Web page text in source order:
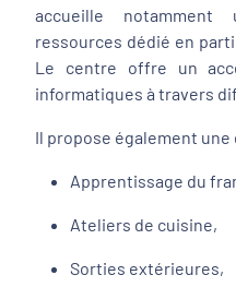
accueille
ressources dédié en
Le centre offre un
informatiques à travers
Il propose également une
Apprentissage du
Ateliers de cuisine,
Sorties extérieures,